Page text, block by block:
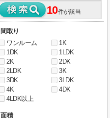
10件が該当
間取り
ワンルーム
1K
1DK
1LDK
2K
2DK
2LDK
3K
3DK
3LDK
4K
4DK
4LDK以上
面積